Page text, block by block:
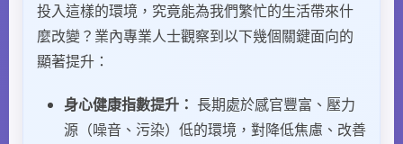
投入這樣的環境，究竟能為我們繁忙的生活帶來什
麼改變？業內專業人士觀察到以下幾個關鍵面向的
顯著提升：
身心健康指數提升： 長期處於感官豐富、壓力
源（噪音、污染）低的環境，對降低焦慮、改善